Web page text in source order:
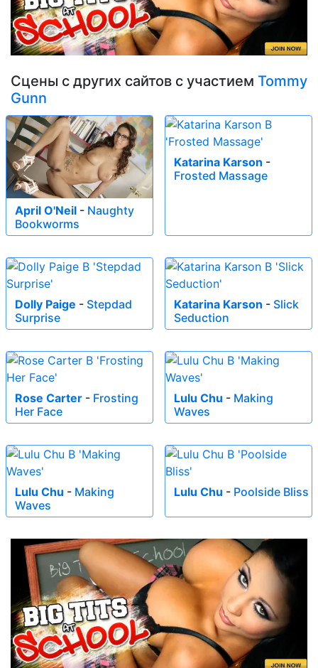
Сцены с других сайтов с участием Tommy
Gunn
April O'Neil - Naughty
Bookworms
Katarina Karson -
Frosted Massage
Dolly Paige - Stepdad
Surprise
Katarina Karson - Slick
Seduction
Rose Carter - Frosting
Her Face
Lulu Chu - Making
Waves
Lulu Chu - Making
Waves
Lulu Chu - Poolside Bliss